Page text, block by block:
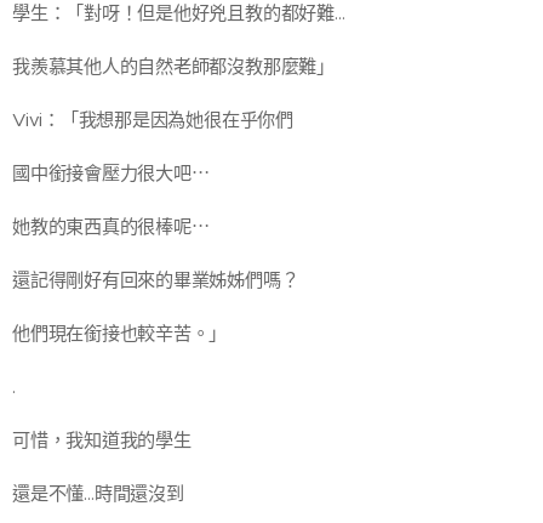
學生：「對呀！但是他好兇且教的都好難…
我羨慕其他人的自然老師都沒教那麼難」
Vivi：「我想那是因為她很在乎你們
國中銜接會壓力很大吧⋯
她教的東西真的很棒呢⋯
還記得剛好有回來的畢業姊姊們嗎？
他們現在銜接也較辛苦。」
.
可惜，我知道我的學生
還是不懂…時間還沒到